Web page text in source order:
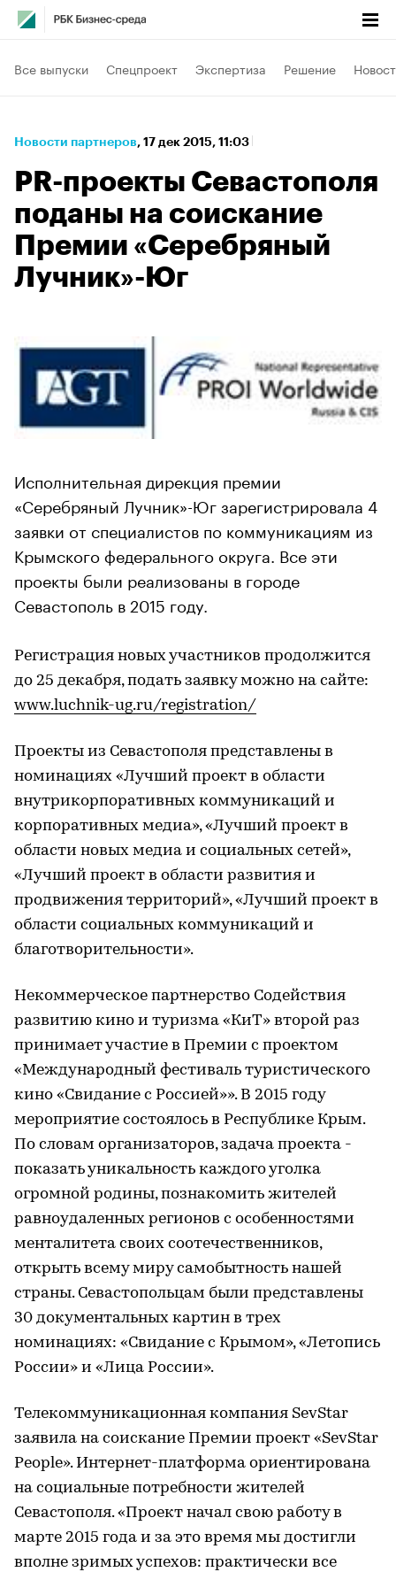
Все выпуски Спецпроект Экспертиза Решение
Новости партнеров⁠, 17 дек 2015, 11:03
PR-проекты Севастополя
поданы на соискание
Премии «Серебряный
Лучник»-Юг
Исполнительная дирекция премии
«Серебряный Лучник»-Юг зарегистрировала 4
заявки от специалистов по коммуникациям из
Крымского федерального округа. Все эти
проекты были реализованы в городе
Севастополь в 2015 году.
Регистрация новых участников продолжится
до 25 декабря, подать заявку можно на сайте:
www.luchnik-ug.ru/registration/
Проекты из Севастополя представлены в
номинациях «Лучший проект в области
внутрикорпоративных коммуникаций и
корпоративных медиа», «Лучший проект в
области новых медиа и социальных сетей»,
«Лучший проект в области развития и
продвижения территорий», «Лучший проект в
области социальных коммуникаций и
благотворительности».
Некоммерческое партнерство Содействия
развитию кино и туризма «КиТ» второй раз
принимает участие в Премии с проектом
«Международный фестиваль туристического
кино «Свидание с Россией»». В 2015 году
мероприятие состоялось в Республике Крым.
По словам организаторов, задача проекта -
показать уникальность каждого уголка
огромной родины, познакомить жителей
равноудаленных регионов с особенностями
менталитета своих соотечественников,
открыть всему миру самобытность нашей
страны. Севастопольцам были представлены
30 документальных картин в трех
номинациях: «Свидание с Крымом», «Летопись
России» и «Лица России».
Телекоммуникационная компания SevStar
заявила на соискание Премии проект «SevStar
People». Интернет-платформа ориентирована
на социальные потребности жителей
Севастополя. «Проект начал свою работу в
марте 2015 года и за это время мы достигли
вполне зримых успехов: практически все